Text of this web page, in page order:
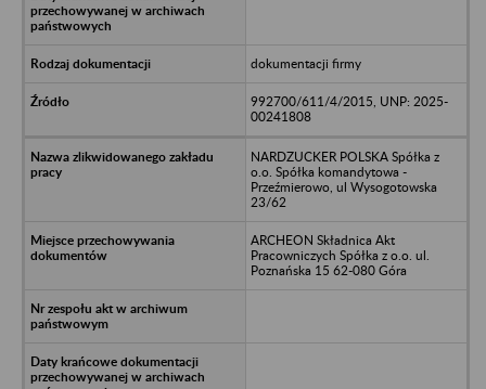
dokumentacji firmy
992700/611/4/2015, UNP: 2025-
00241808
NARDZUCKER POLSKA Spółka z
o.o. Spółka komandytowa -
Przeźmierowo, ul Wysogotowska
23/62
ARCHEON Składnica Akt
Pracowniczych Spółka z o.o. ul.
Poznańska 15 62-080 Góra